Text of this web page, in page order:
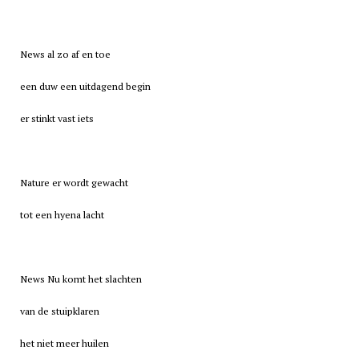
News al zo af en toe
een duw een uitdagend begin
er stinkt vast iets
Nature er wordt gewacht
tot een hyena lacht
News Nu komt het slachten
van de stuipklaren
het niet meer huilen